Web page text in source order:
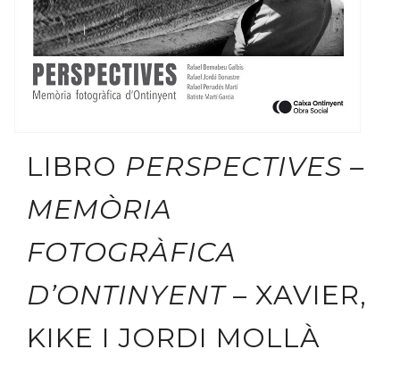
LIBRO PERSPECTIVES –
MEMÒRIA
FOTOGRÀFICA
D’ONTINYENT– XAVIER,
KIKE I JORDI MOLLÀ